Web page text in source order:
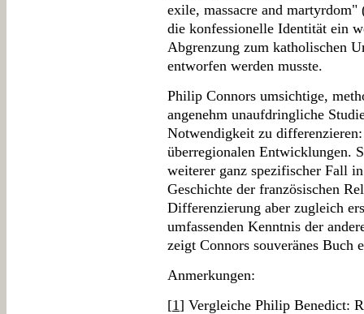
exile, massacre and martyrdom"
die konfessionelle Identität ein
Abgrenzung zum katholischen
entworfen werden musste.
Philip Connors umsichtige,
angenehm unaufdringliche
Notwendigkeit zu
überregionalen Entwicklungen.
weiterer ganz spezifischer Fall
Geschichte der französischen
Differenzierung aber zugleich
umfassenden Kenntnis der
zeigt Connors souveränes Buch
Anmerkungen:
[1] Vergleiche Philip Benedict: